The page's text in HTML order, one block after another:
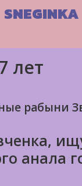
SNEGINKA
лет
рабыни
анала